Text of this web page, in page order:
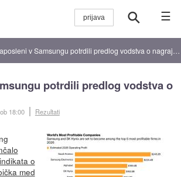
☰
v Samsungu potrdili predlog vodstva o nagrajevanju
potrdili predlog vodstva o
ob 18:00 Rezultati
o
med